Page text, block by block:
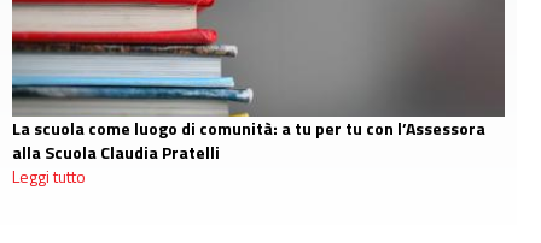
La scuola come luogo di comunità: a tu per tu con l’Assessora
alla Scuola Claudia Pratelli
Leggi tutto